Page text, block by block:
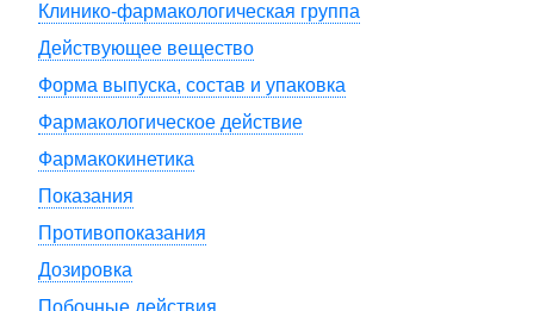
Клинико-фармакологическая группа
Действующее вещество
Форма выпуска, состав и упаковка
Фармакологическое действие
Фармакокинетика
Показания
Противопоказания
Дозировка
Побочные действия